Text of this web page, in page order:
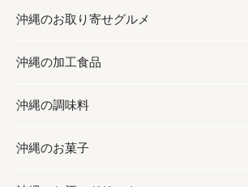
沖縄のお取り寄せグルメ
お取り寄せグルメ
フルーツ・野菜
お肉
沖縄の加工食品
加工食品
缶詰／パウチ
沖縄の調味料
調味料
沖縄のお菓子